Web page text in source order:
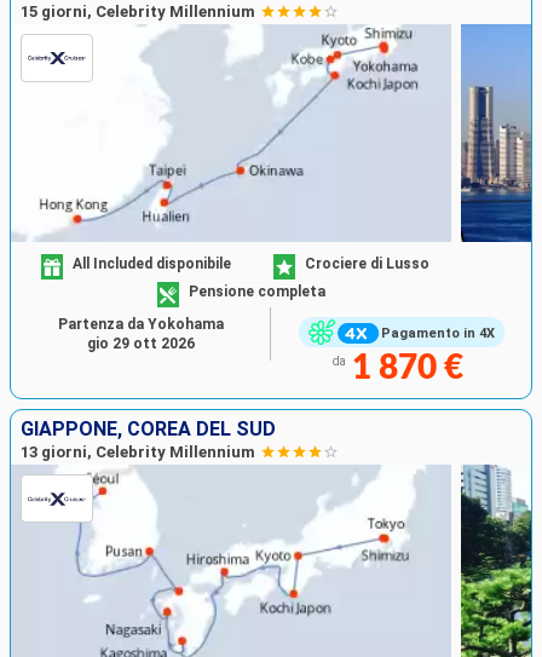
15 giorni, Celebrity Millennium
Pagamento in 4X
All Included disponibile
Crociere di Lusso
Pensione completa
da 1 870 €
Partenza da Yokohama
gio 29 ott 2026
GIAPPONE, COREA DEL SUD
13 giorni, Celebrity Millennium